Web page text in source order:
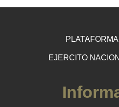
EJERCITO